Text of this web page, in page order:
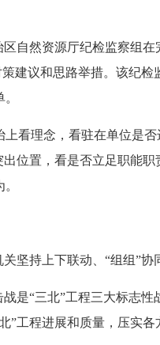
然资源厅纪检监察组在
建议和思路举措。该纪
理念，看驻在单位是否
位置，看是否立足职能
持上下联动、“组组”协
“三北”工程三大标志性
工程进展和质量，压实各